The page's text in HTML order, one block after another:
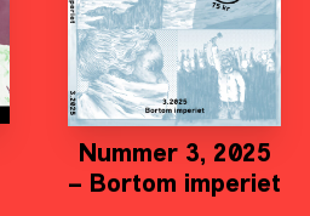
Nummer 3, 2025
– Bortom imperiet